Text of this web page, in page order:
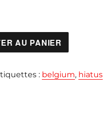
AU PANIER
: belgium, hiatus